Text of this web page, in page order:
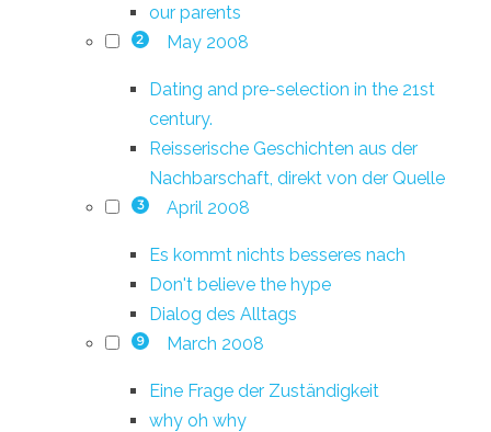
our parents
2 May 2008
Dating and pre-selection in the 21st
century.
Reisserische Geschichten aus der
Nachbarschaft, direkt von der Quelle
3 April 2008
Es kommt nichts besseres nach
Don't believe the hype
Dialog des Alltags
9 March 2008
Eine Frage der Zuständigkeit
why oh why